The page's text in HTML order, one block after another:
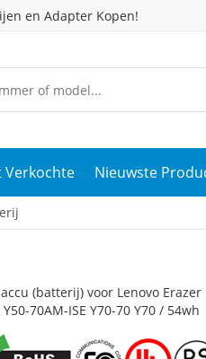
en Adapter Kopen!
Verkochte Nieuwste